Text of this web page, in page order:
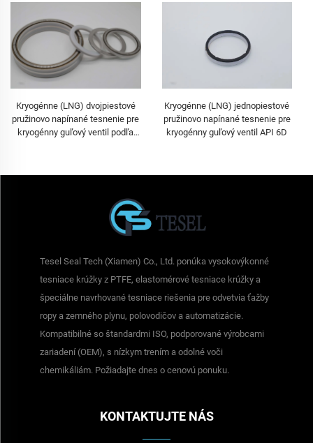
Kryogénne (LNG) dvojpiestové
pružinovo napínané tesnenie pre
kryogénny guľový ventil podľa
Kryogénne (LNG) jednopiestové
pružinovo napínané tesnenie pre
kryogénny guľový ventil API 6D
Tesel Seal Tech (Xiamen) Co., Ltd. ponúka vysokovýkonné
tesniace krúžky z PTFE, elastomérové tesniace krúžky a
špeciálne navrhované tesniace riešenia pre odvetvia ťažby
ropy a zemného plynu, polovodičov a automatizácie.
Kompatibilné so štandardmi ISO, podporované výrobcami
zariadení (OEM), s nízkym trením a odolné voči
chemikáliám. Požiadajte dnes o cenovú ponuku.
KONTAKTUJTE NÁS